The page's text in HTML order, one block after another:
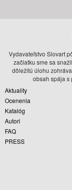
Vydavateľstvo Slovart
začiatku sme sa
dôležitú úlohu
obsah spája s
Aktuality
Ocenenia
Katalóg
Autori
FAQ
PRESS